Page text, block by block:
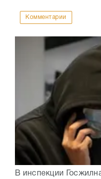
Комментарии
В инспекции